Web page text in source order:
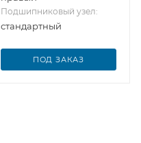
Подшипниковый узел:
стандартный
ПОД ЗАКАЗ